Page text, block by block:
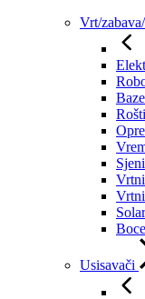
Vrt/
Usisavači